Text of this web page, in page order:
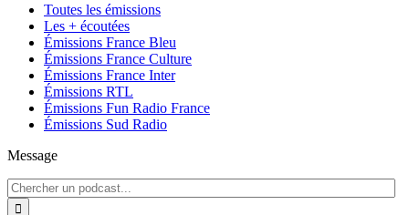
Toutes les émissions
Les + écoutées
Émissions France Bleu
Émissions France Culture
Émissions France Inter
Émissions RTL
Émissions Fun Radio France
Émissions Sud Radio
Message